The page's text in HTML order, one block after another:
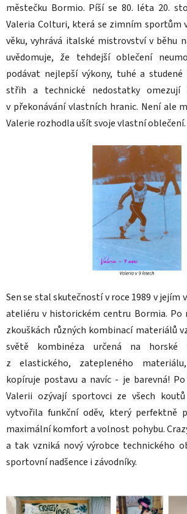
městečku Bormio. Píší se 80. léta 20.
Valeria Colturi, která se zimním sportům
věku, vyhrává italské mistrovství v běhu
uvědomuje, že tehdejší oblečení
podávat nejlepší výkony, tuhé a
střih a technické nedostatky
v překonávání vlastních hranic. Není ale
Valerie rozhodla ušít svoje vlastní oblečení.
Sen se stal skutečností v roce 1989 v
ateliéru v historickém centru Bormia. Po
zkouškách různých kombinací materiálů
světě kombinéza určená na horské
z elastického, zatepleného
kopíruje postavu a navíc - je barevná!
Valerii ozývají sportovci ze všech
vytvořila funkční oděv, který perfektně
maximální komfort a volnost pohybu.
a tak vzniká nový výrobce technického
sportovní nadšence i závodníky.